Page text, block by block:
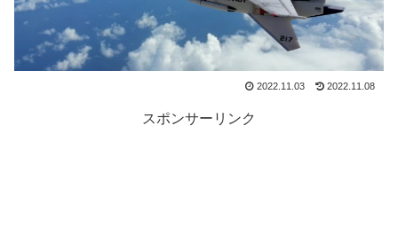
2022.11.03 2022.11.08
スポンサーリンク